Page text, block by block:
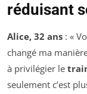
réduisant
Alice, 32 ans : «
changé ma
à privilégier le
seulement c’est